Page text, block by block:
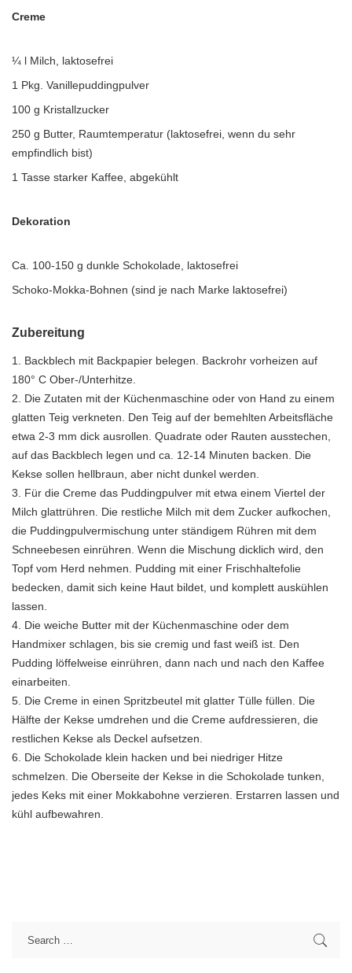
Creme
¼ l Milch, laktosefrei
1 Pkg. Vanillepuddingpulver
100 g Kristallzucker
250 g Butter, Raumtemperatur (laktosefrei, wenn du sehr
empfindlich bist)
1 Tasse starker Kaffee, abgekühlt
Dekoration
Ca. 100-150 g dunkle Schokolade, laktosefrei
Schoko-Mokka-Bohnen (sind je nach Marke laktosefrei)
Zubereitung
1. Backblech mit Backpapier belegen. Backrohr vorheizen auf
180° C Ober-/Unterhitze.
2. Die Zutaten mit der Küchenmaschine oder von Hand zu einem
glatten Teig verkneten. Den Teig auf der bemehlten Arbeitsfläche
etwa 2-3 mm dick ausrollen. Quadrate oder Rauten ausstechen,
auf das Backblech legen und ca. 12-14 Minuten backen. Die
Kekse sollen hellbraun, aber nicht dunkel werden.
3. Für die Creme das Puddingpulver mit etwa einem Viertel der
Milch glattrühren. Die restliche Milch mit dem Zucker aufkochen,
die Puddingpulvermischung unter ständigem Rühren mit dem
Schneebesen einrühren. Wenn die Mischung dicklich wird, den
Topf vom Herd nehmen. Pudding mit einer Frischhaltefolie
bedecken, damit sich keine Haut bildet, und komplett auskühlen
lassen.
4. Die weiche Butter mit der Küchenmaschine oder dem
Handmixer schlagen, bis sie cremig und fast weiß ist. Den
Pudding löffelweise einrühren, dann nach und nach den Kaffee
einarbeiten.
5. Die Creme in einen Spritzbeutel mit glatter Tülle füllen. Die
Hälfte der Kekse umdrehen und die Creme aufdressieren, die
restlichen Kekse als Deckel aufsetzen.
6. Die Schokolade klein hacken und bei niedriger Hitze
schmelzen. Die Oberseite der Kekse in die Schokolade tunken,
jedes Keks mit einer Mokkabohne verzieren. Erstarren lassen und
kühl aufbewahren.